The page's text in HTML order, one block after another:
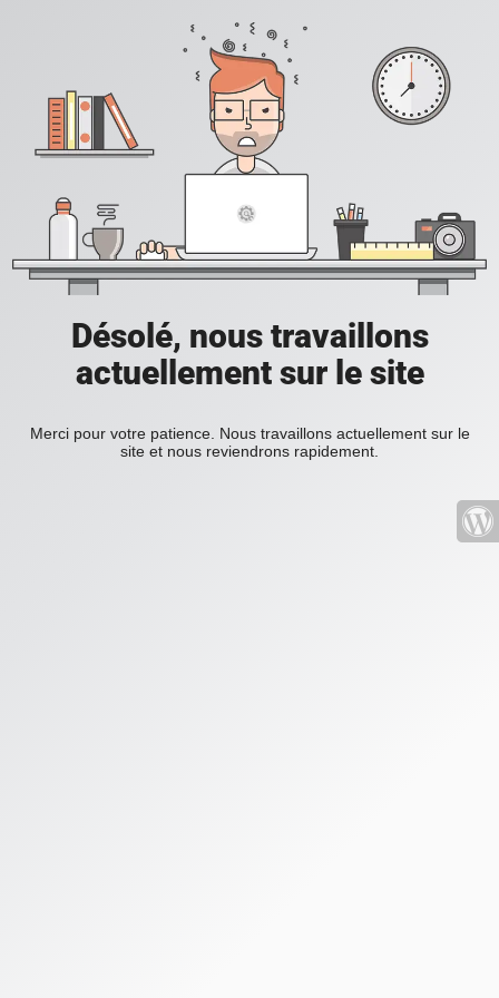
Désolé, nous travaillons
actuellement sur le site
Merci pour votre patience. Nous travaillons actuellement sur le
site et nous reviendrons rapidement.